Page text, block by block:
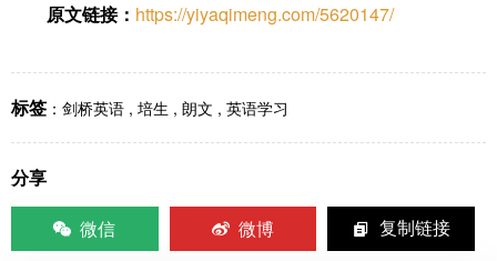
原文链接： https://yiyaqimeng.com/5620147/
标签 ： 剑桥英语 , 培生 , 朗文 , 英语学习
分享
微信
微博 复制链接